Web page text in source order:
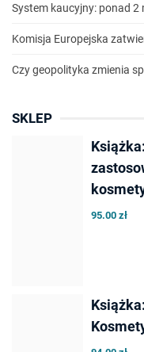
System kaucyjny: ponad
Komisja Europejska
Czy geopolityka zmienia
SKLEP
95.00 zł